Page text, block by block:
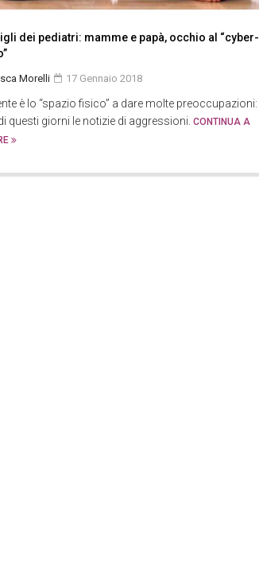
dei pediatri: mamme e papà, occhio al “cyber-
Morelli 17 Gennaio 2018
è lo “spazio fisico” a dare molte preoccupazioni:
questi giorni le notizie di aggressioni. CONTINUA A